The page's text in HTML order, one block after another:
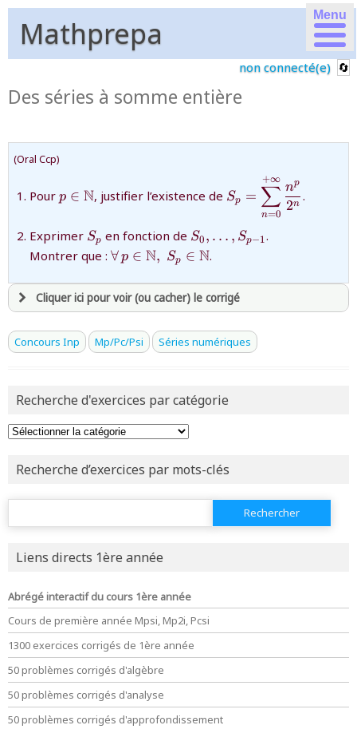
Menu
Mathprepa
non connecté(e)
Des séries à somme entière
(Oral Ccp)
Pour p ∈ N, justifier l’existence de {2^{n}}}
Sp =
n=0
∑
+∞
2n
np
.
Exprimer {S_{p}}
Sp en fonction de {S_{0},\ldots,S_{p-
1}}
S0 , … , Sp−1 .
Montrer que : ∀p ∈ N, Sp ∈ N.
Cliquer ici pour voir (ou cacher) le corrigé
avoirune souscription active sur mathprepa
revenir àla page d'accueil
ou testerla page d'extraits libres
ou consulterle plan du site
Concours Inp Mp/Pc/Psi Séries numériques
Recherche d'exercices par catégorie
Recherche d’exercices par mots-clés
Rechercher :
Liens directs 1ère année
Abrégé interactif du cours 1ère année
Cours de première année Mpsi, Mp2i, Pcsi
1300 exercices corrigés de 1ère année
50 problèmes corrigés d'algèbre
50 problèmes corrigés d'analyse
50 problèmes corrigés d'approfondissement